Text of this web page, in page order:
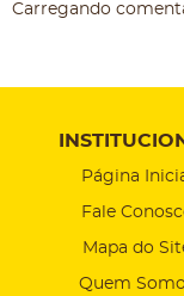
Carregando
Página
Fale
Mapa do
Quem